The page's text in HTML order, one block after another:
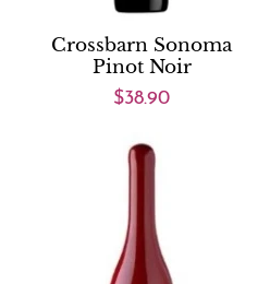
Crossbarn Sonoma
Pinot Noir
$38.90